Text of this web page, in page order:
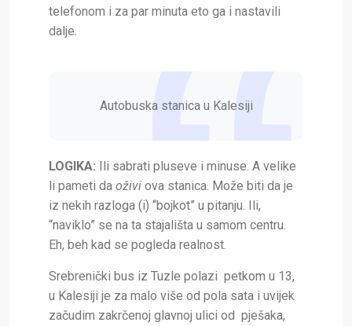
telefonom i za par minuta eto ga i nastavili
dalje.
Autobuska stanica u Kalesiji
LOGIKA: Ili sabrati pluseve i minuse. A velike
li pameti da oživi ova stanica. Može biti da je
iz nekih razloga (i) “bojkot” u pitanju. Ili,
“naviklo” se na ta stajališta u samom centru.
Eh, beh kad se pogleda realnost.
Srebrenički bus iz Tuzle polazi petkom u 13,
u Kalesiji je za malo više od pola sata i uvijek
začudim zakrčenoj glavnoj ulici od pješaka,